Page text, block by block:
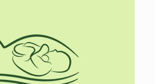
Lees
meer